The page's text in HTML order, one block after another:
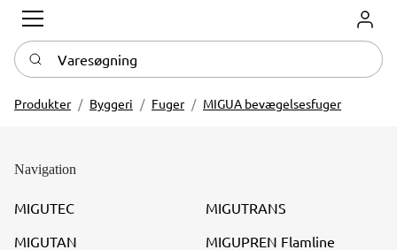
Log
Varesøgning
Produkter Byggeri Fuger MIGUA bevægelsesfuger
Navigation
MIGUTEC
MIGUTAN
MIGUTRANS
MIGUPREN Flamline